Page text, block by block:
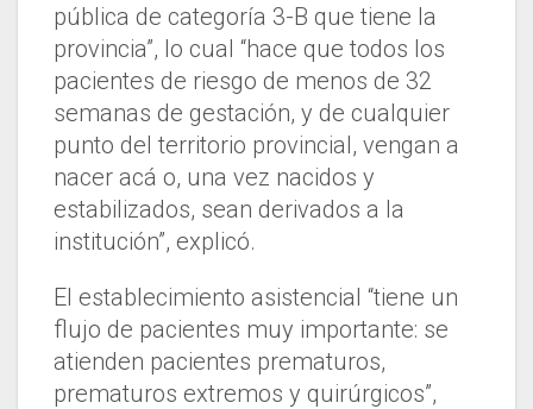
pública de categoría 3-B que tiene la
provincia”, lo cual “hace que todos los
pacientes de riesgo de menos de 32
semanas de gestación, y de cualquier
punto del territorio provincial, vengan a
nacer acá o, una vez nacidos y
estabilizados, sean derivados a la
institución”, explicó.
El establecimiento asistencial “tiene un
flujo de pacientes muy importante: se
atienden pacientes prematuros,
prematuros extremos y quirúrgicos”,